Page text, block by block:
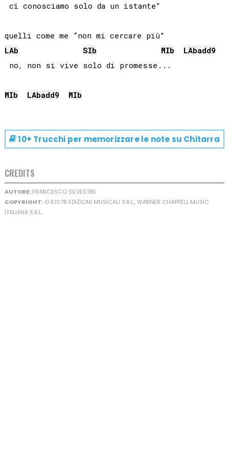
ci conosciamo solo da un istante”
LAb
SIb MIb LAbadd9
no, non si vive solo di promesse...
MIb LAbadd9 MIb
10+ Trucchi per memorizzare le note su Chitarra
CREDITS
AUTORE:FRANCESCO SILVESTRE
COPYRIGHT:© K1078 EDIZIONI MUSICALI S.R.L., WARNER CHAPPELL MUSIC
ITALIANA S.R.L.